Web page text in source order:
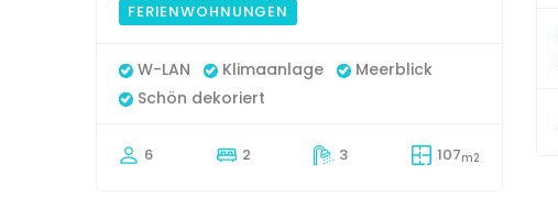
FERIENWOHNUNGEN
W-LAN Klimaanlage
Meerblick
Schön dekoriert
6 2 3 107m2